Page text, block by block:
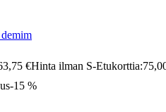
€Hinta ilman S-Etukorttia:
-15 %